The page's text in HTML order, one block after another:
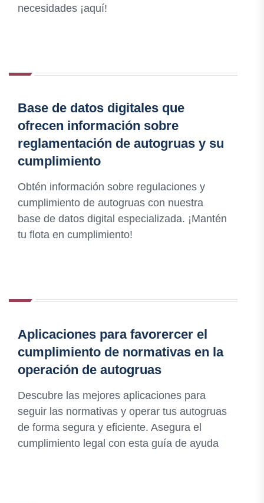
necesidades ¡aquí!
Base de datos digitales que
ofrecen información sobre
reglamentación de autogruas y su
cumplimiento
Obtén información sobre regulaciones y
cumplimiento de autogruas con nuestra
base de datos digital especializada. ¡Mantén
tu flota en cumplimiento!
Aplicaciones para favorercer el
cumplimiento de normativas en la
operación de autogruas
Descubre las mejores aplicaciones para
seguir las normativas y operar tus autogruas
de forma segura y eficiente. Asegura el
cumplimiento legal con esta guía de ayuda